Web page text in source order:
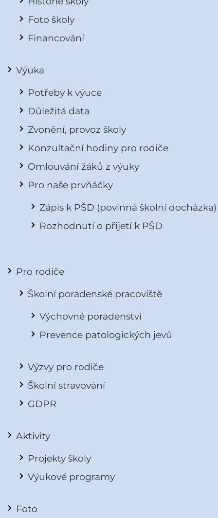
Foto školy
Financování
Výuka
Potřeby k výuce
Důležitá data
Zvonění, provoz školy
Konzultační hodiny pro rodiče
Omlouvání žáků z výuky
Pro naše prvňáčky
Zápis k PŠD (povinná školní docházka)
Rozhodnutí o přijetí k PŠD
Pro rodiče
Školní poradenské pracoviště
Výchovné poradenství
Prevence patologických jevů
Výzvy pro rodiče
Školní stravování
GDPR
Aktivity
Projekty školy
Výukové programy
Foto